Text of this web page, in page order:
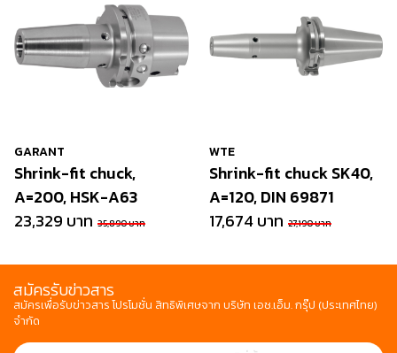
GARANT
Shrink-fit chuck,
A=200, HSK-A63
23,329 บาท 35,890 บาท
WTE
Shrink-fit chuck SK40,
A=120, DIN 69871
17,674 บาท 27,190 บาท
สมัครรับข่าวสาร
สมัครเพื่อรับข่าวสาร โปรโมชั่น สิทธิพิเศษจาก บริษัท เอช.เอ็ม. กรุ๊ป (ประเทศไทย)
จำกัด